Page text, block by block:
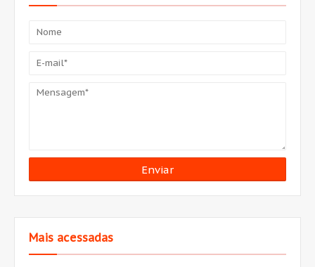
Mais acessadas